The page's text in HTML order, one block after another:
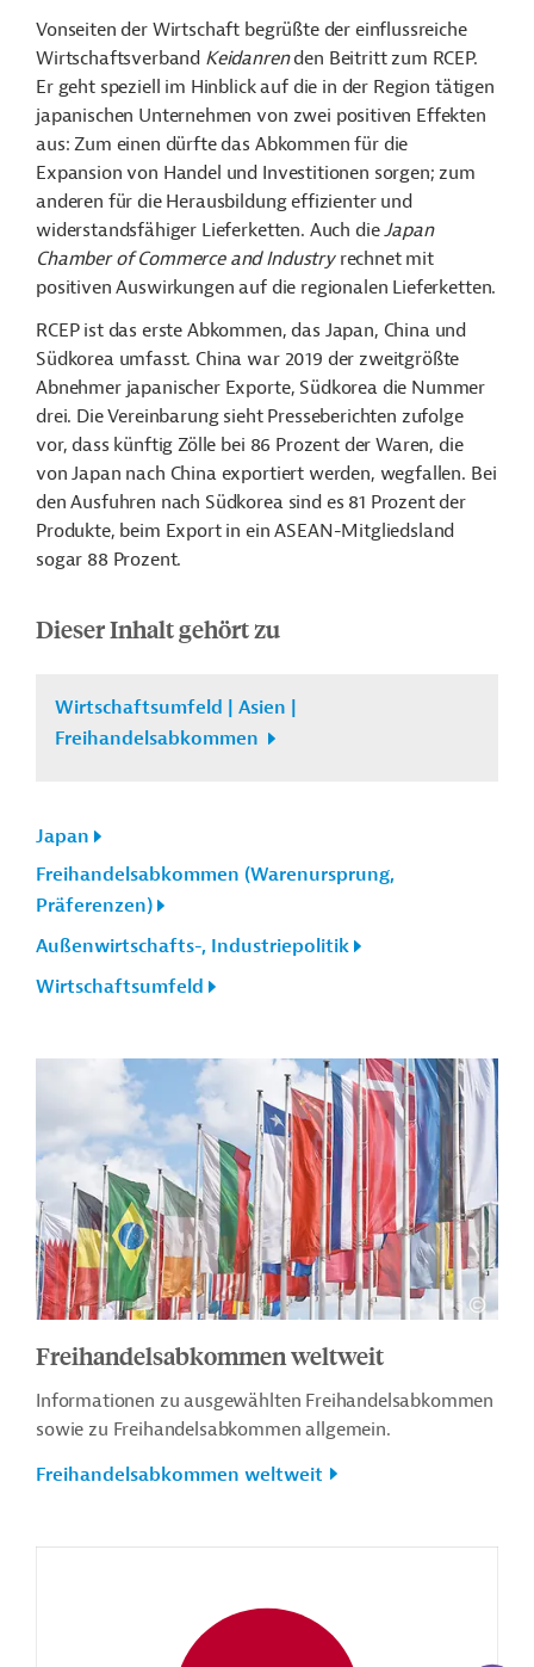
Vonseiten der Wirtschaft begrüßte der einflussreiche
Wirtschaftsverband Keidanrenden Beitritt zum RCEP.
Er geht speziell im Hinblick auf die in der Region tätigen
japanischen Unternehmen von zwei positiven Effekten
aus: Zum einen dürfte das Abkommen für die
Expansion von Handel und Investitionen sorgen; zum
anderen für die Herausbildung effizienter und
widerstandsfähiger Lieferketten. Auch dieJapan
Chamber of Commerce and Industryrechnet mit
positiven Auswirkungen auf die regionalen Lieferketten.
RCEP ist das erste Abkommen, das Japan, China und
Südkorea umfasst. China war 2019 der zweitgrößte
Abnehmer japanischer Exporte, Südkorea die Nummer
drei. Die Vereinbarung sieht Presseberichten zufolge
vor, dass künftig Zölle bei 86 Prozent der Waren, die
von Japan nach China exportiert werden, wegfallen. Bei
den Ausfuhren nach Südkorea sind es 81 Prozent der
Produkte, beim Export in ein ASEAN-Mitgliedsland
sogar 88 Prozent.
Dieser Inhalt gehört zu
Wirtschaftsumfeld | Asien |
Freihandelsabkommen
Japan
Freihandelsabkommen (Warenursprung,
Präferenzen)
Außenwirtschafts-, Industriepolitik
Wirtschaftsumfeld
Freihandelsabkommen weltweit
Informationen zu ausgewählten Freihandelsabkommen
sowie zu Freihandelsabkommen allgemein.
Freihandelsabkommen weltweit